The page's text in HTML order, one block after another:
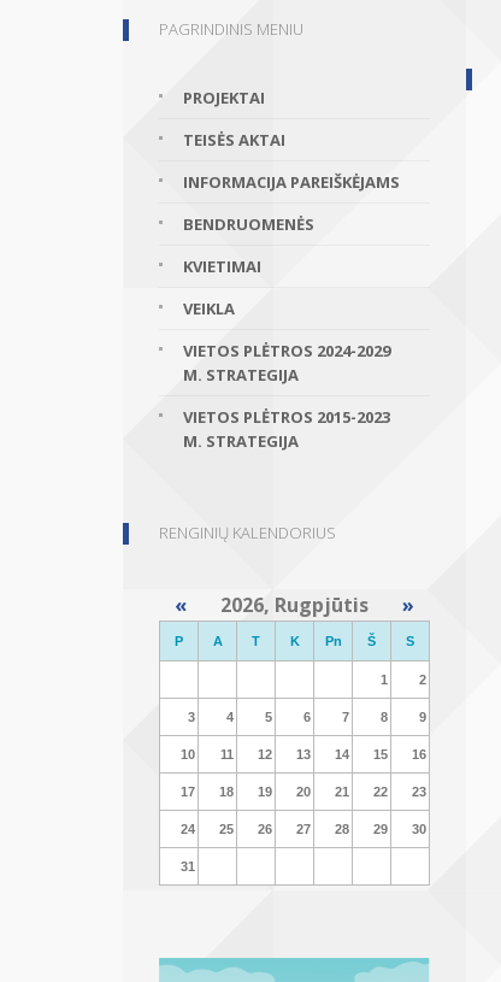
PAGRINDINIS MENIU
PROJEKTAI
TEISĖS AKTAI
INFORMACIJA PAREIŠKĖJAMS
BENDRUOMENĖS
KVIETIMAI
VEIKLA
VIETOS PLĖTROS 2024-2029
M. STRATEGIJA
VIETOS PLĖTROS 2015-2023
M. STRATEGIJA
RENGINIŲ KALENDORIUS
« 2026, Rugpjūtis »
P A T K Pn Š S
1 2
3 4 5 6 7 8 9
10 11 12 13 14 15 16
17 18 19 20 21 22 23
24 25 26 27 28 29 30
31